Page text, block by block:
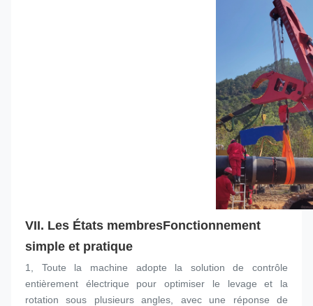
VII. Les États membresFonctionnement
simple et pratique
1, Toute la machine adopte la solution de contrôle
entièrement électrique pour optimiser le levage et la
rotation sous plusieurs angles, avec une réponse de